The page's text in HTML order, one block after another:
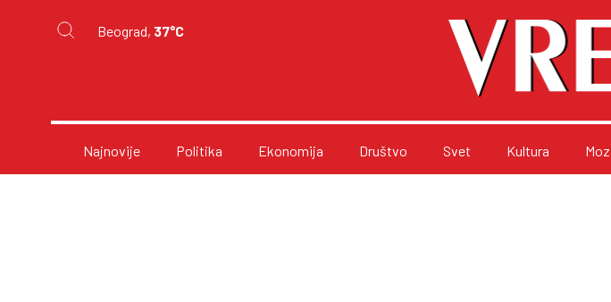
Beograd, 37°C
Najnovije Politika Ekonomija Društvo Svet Kultura